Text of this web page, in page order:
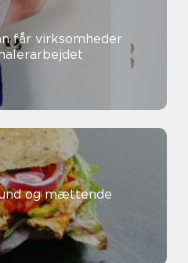
og mættende